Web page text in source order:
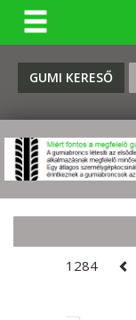
GUMI KERESŐ
1284